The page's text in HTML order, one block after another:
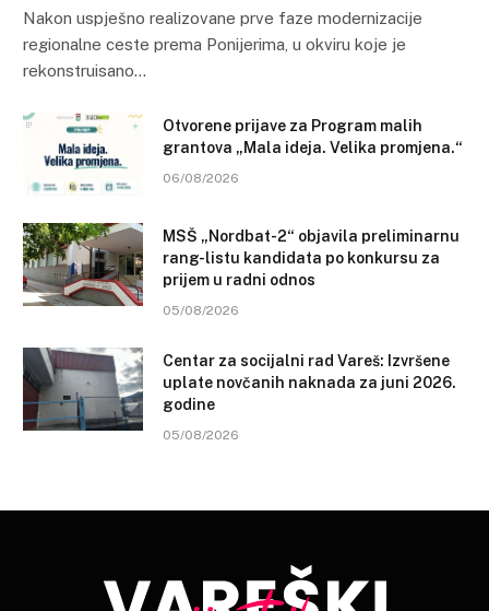
Nakon uspješno realizovane prve faze modernizacije
regionalne ceste prema Ponijerima, u okviru koje je
rekonstruisano…
Otvorene prijave za Program malih
grantova „Mala ideja. Velika promjena.“
06/08/2026
MSŠ „Nordbat-2“ objavila preliminarnu
rang-listu kandidata po konkursu za
prijem u radni odnos
05/08/2026
Centar za socijalni rad Vareš: Izvršene
uplate novčanih naknada za juni 2026.
godine
05/08/2026